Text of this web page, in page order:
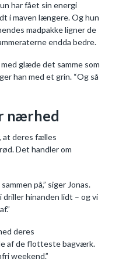
har fået sin energi
i maven længere. Og hun
madpakke ligner de
endda bedre.
glæde det samme som
han med et grin. “Og så
nærhed
at deres fælles
Det handler om
på,” siger Jonas.
driller hinanden lidt – og vi
deres
af de flotteste bagværk.
weekend.”